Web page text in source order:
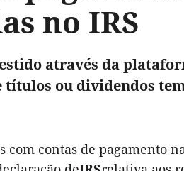
no IRS
através da
títulos ou dividendos
com contas de pagamento